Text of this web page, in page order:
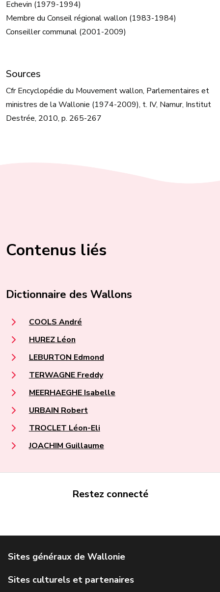
Echevin (1979-1994)
Membre du Conseil régional wallon (1983-1984)
Conseiller communal (2001-2009)
Sources
Cfr Encyclopédie du Mouvement wallon, Parlementaires et
ministres de la Wallonie (1974-2009), t. IV, Namur, Institut
Destrée, 2010, p. 265-267
Contenus liés
Dictionnaire des Wallons
COOLS André
HUREZ Léon
LEBURTON Edmond
TERWAGNE Freddy
MEERHAEGHE Isabelle
URBAIN Robert
TROCLET Léon-Eli
JOACHIM Guillaume
Restez connecté
Service public de Wallonie